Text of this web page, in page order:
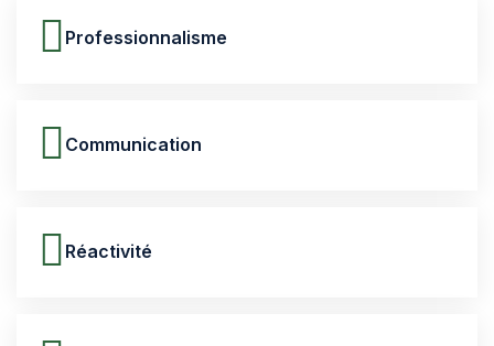
Professionnalisme
Communication
Réactivité